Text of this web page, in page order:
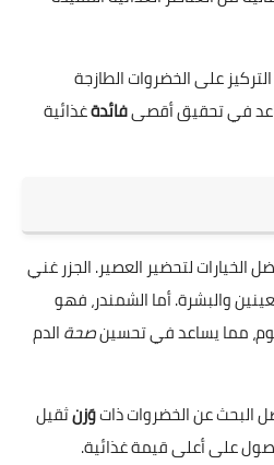
على الخضروات الطازجة
في تحقيق أقصىفائدةغذائية
الخيارات لتحضير العصير. الجزر غني
والبشرة. أما الشمندر، فهو
مما يساعد في تحسينصحةالدم
البحث عن الخضروات ذاتوَزنثقيل
على أعلى قيمة غذائية.